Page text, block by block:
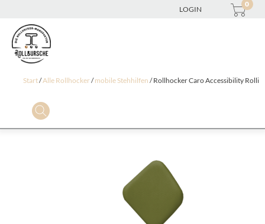
LOGIN
0
Start/Alle Rollhocker/mobile Stehhilfen / Rollhocker Caro Accessibility Rolli